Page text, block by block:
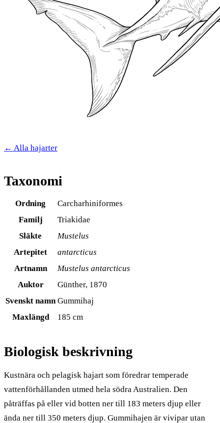
← Alla hajarter
Taxonomi
Ordning
Carcharhiniformes
Familj
Triakidae
Släkte
Mustelus
Artepitet
antarcticus
Artnamn
Mustelus antarcticus
Auktor
Günther, 1870
Svenskt namn Gummihaj
Maxlängd
185 cm
Biologisk beskrivning
Kustnära och pelagisk hajart som föredrar temperade
vattenförhållanden utmed hela södra Australien. Den
påträffas på eller vid botten ner till 183 meters djup eller
ända ner till 350 meters djup. Gummihajen är vivipar utan